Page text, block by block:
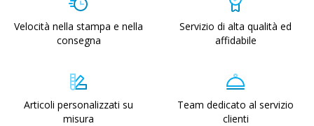
Velocità nella stampa e nella
consegna
Servizio di alta qualità ed
affidabile
Articoli personalizzati su
misura
Team dedicato al servizio
clienti